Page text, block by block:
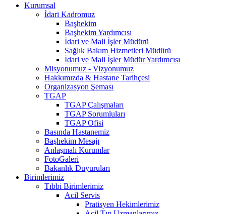
Kurumsal
İdari Kadromuz
Başhekim
Başhekim Yardımcısı
İdari ve Mali İşler Müdürü
Sağlık Bakım Hizmetleri Müdürü
İdari ve Mali İşler Müdür Yardımcısı
Misyonumuz - Vizyonumuz
Hakkımızda & Hastane Tarihçesi
Organizasyon Şeması
TGAP
TGAP Çalışmaları
TGAP Sorumluları
TGAP Ofisi
Basında Hastanemiz
Başhekim Mesajı
Anlaşmalı Kurumlar
FotoGaleri
Bakanlık Duyuruları
Birimlerimiz
Tıbbi Birimlerimiz
Acil Servis
Pratisyen Hekimlerimiz